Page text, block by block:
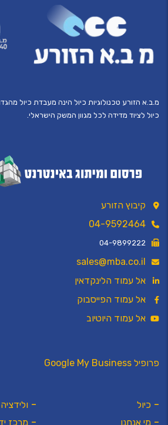
מ.ב.א הזורע טכנולוגיות כיול הינה מעבדת כיול
כיול לציוד מדידה לכל מגוון המשק הישראלי.
קיבוץ הזורע
04-9592464
04-9899222
sales@mba.co.il
אל עמוד הלינקדאין
אל עמוד הפייסבוק
אל עמוד היוטיוב
פרופיל Google My Business
כיול
ולידציה
מי אנחנו
מרכז